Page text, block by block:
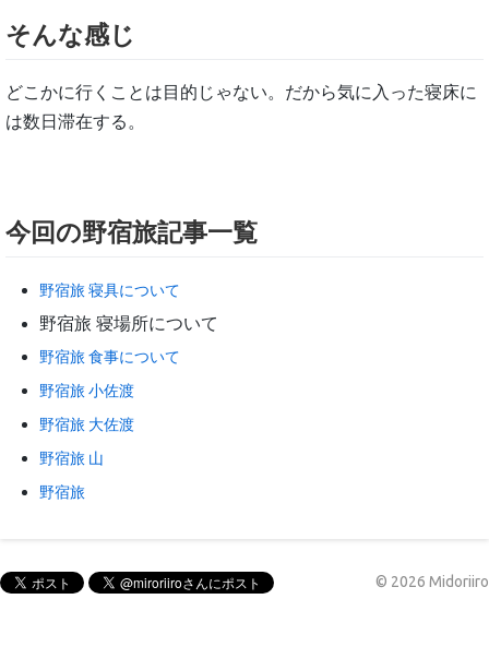
そんな感じ
どこかに行くことは目的じゃない。だから気に入った寝床に
は数日滞在する。
今回の野宿旅記事一覧
野宿旅 寝具について
野宿旅 寝場所について
野宿旅 食事について
野宿旅 小佐渡
野宿旅 大佐渡
野宿旅 山
野宿旅
© 2026 Midoriiro